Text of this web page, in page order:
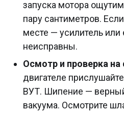
запуска мотора
пару сантиметров.
месте — усилитель или
неисправны.
Осмотр и проверка на
двигателе
ВУТ. Шипение —
вакуума. Осмотрите